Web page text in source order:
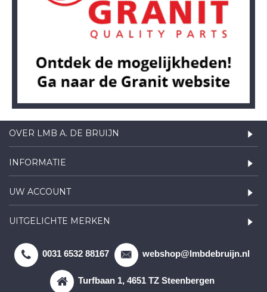
OVER LMB A. DE BRUIJN
INFORMATIE
UW ACCOUNT
UITGELICHTE MERKEN
0031 6532 88167 webshop@lmbdebruijn.nl
Turfbaan 1, 4651 TZ Steenbergen